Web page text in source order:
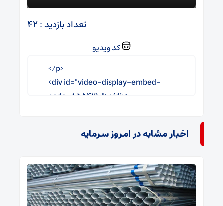
تعداد بازدید : ۴۲
اخبار مشابه در امروز سرمایه